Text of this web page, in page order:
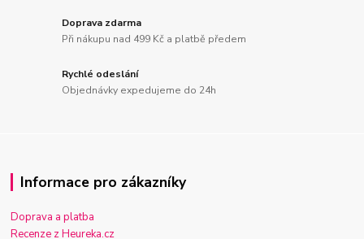
Doprava zdarma
Při nákupu nad 499 Kč a platbě předem
Rychlé odeslání
Objednávky expedujeme do 24h
Informace pro zákazníky
Doprava a platba
Recenze z Heureka.cz